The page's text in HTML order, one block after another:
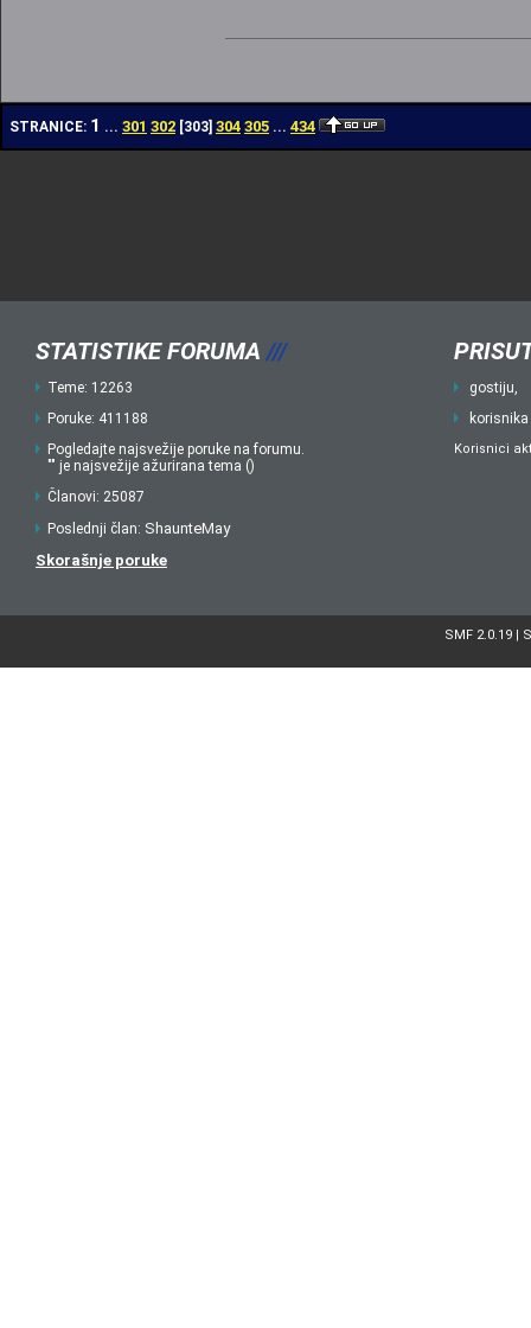
STRANICE: 1 ... 301 302 [303] 304 305 ... 434
STATISTIKE FORUMA ///
Teme: 12263
Poruke: 411188
Pogledajte najsvežije poruke na forumu.
"" je najsvežije ažurirana tema ()
Članovi: 25087
Poslednji član: ShaunteMay
Skorašnje poruke
gostiju,
korisnika
Korisnici
SMF 2.0.19|